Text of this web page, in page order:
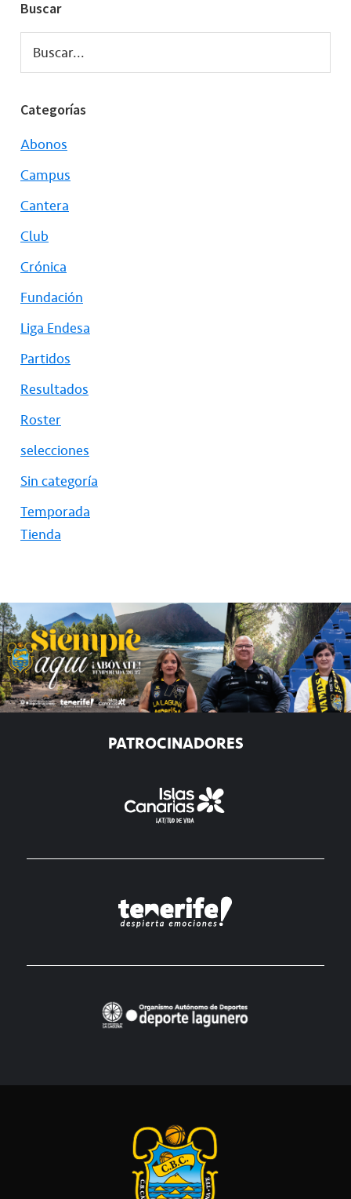
Buscar
Buscar...
Categorías
Abonos
Campus
Cantera
Club
Crónica
Fundación
Liga Endesa
Partidos
Resultados
Roster
selecciones
Sin categoría
Temporada
Tienda
PATROCINADORES